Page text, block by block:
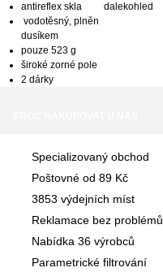
antireflex skla
vodotěsný, plněn
dusíkem
pouze 523 g
široké zorné pole
2 dárky
Specializovaný obchod
Poštovné od 89 Kč
3853 výdejních míst
Reklamace bez problémů
Nabídka 36 výrobců
Parametrické filtrování